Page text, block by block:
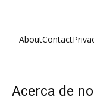
AboutContact
Acerca de